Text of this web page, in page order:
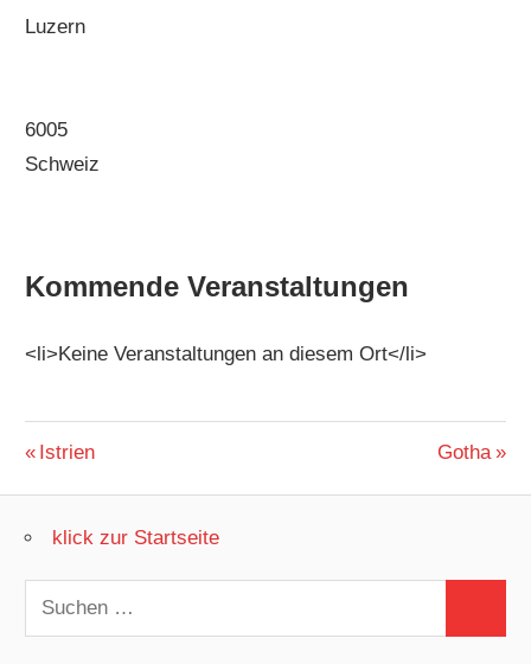
Luzern
6005
Schweiz
Kommende Veranstaltungen
<li>Keine Veranstaltungen an diesem Ort</li>
Beitragsnavigation
Vorheriger
Istrien
Nächster
Gotha
klick zur Startseite
Suchen
nach: